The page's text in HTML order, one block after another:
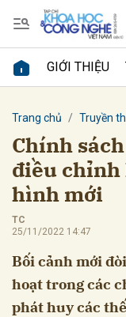
GIỚI THIỆU
Trang chủ Truyền
Chính
điều
hình mới
TC
25/11/2022 14:47
Bối cảnh mới
hoạt trong các
phát huy các
Gửi bình